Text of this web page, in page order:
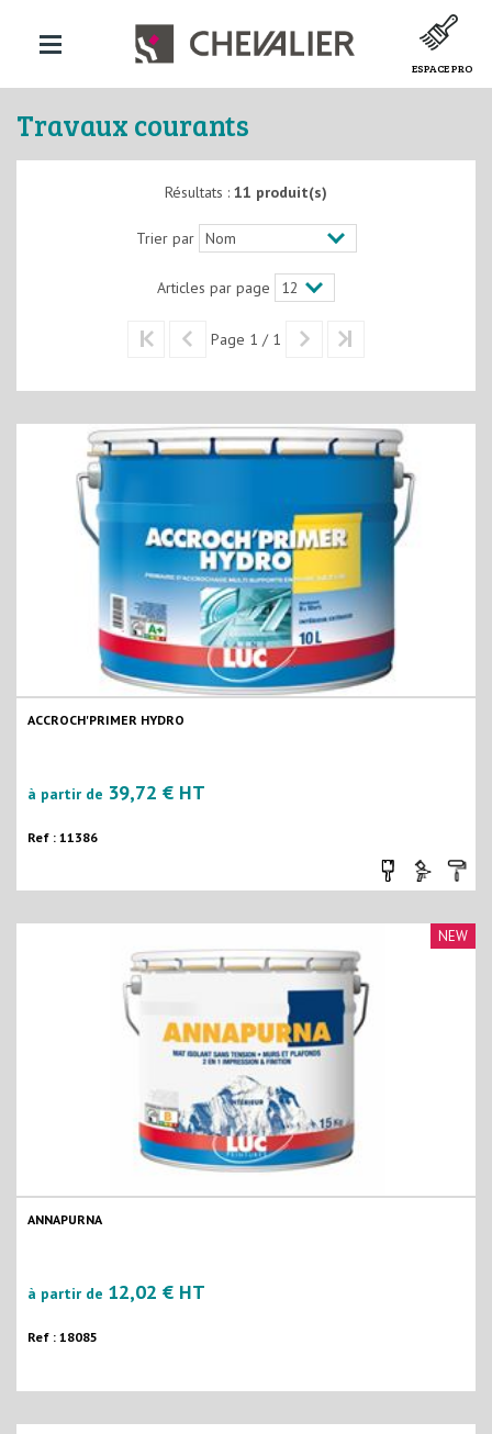
ESPACE PRO
Travaux courants
Résultats : 11 produit(s)
Trier par
Articles par page
Page 1 / 1
ACCROCH'PRIMER HYDRO
à partir de 39,72 € HT
Ref : 11386
ANNAPURNA
à partir de 12,02 € HT
NEW
Ref : 18085